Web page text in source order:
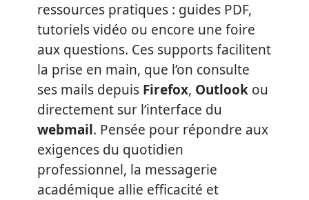
ressources pratiques : guides PDF,
tutoriels vidéo ou encore une foire
aux questions. Ces supports facilitent
la prise en main, que l’on consulte
ses mails depuis Firefox, Outlook ou
directement sur l’interface du
webmail. Pensée pour répondre aux
exigences du quotidien
professionnel, la messagerie
académique allie efficacité et